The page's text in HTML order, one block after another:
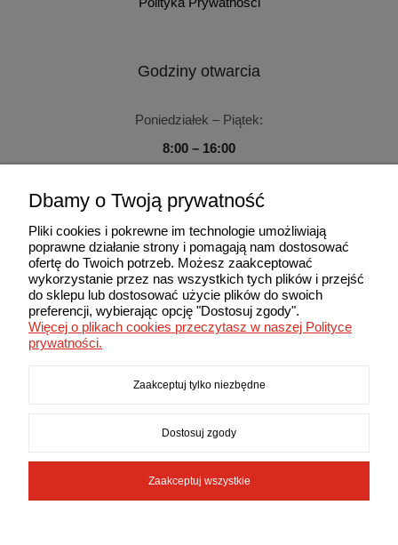
Godziny otwarcia
Poniedziałek – Piątek:
8:00 – 16:00
Zamknięte
Użytkowanie sklepu oznacza zgodę na wykorzystywanie plików
cookies. Szczegółowe informacje w Polityce prywatności.
© 2013-2026 MAXIMA. Wszelkie prawa zastrzeżone.
Dbamy o Twoją prywatność
Pliki cookies i pokrewne im technologie umożliwiają
poprawne działanie strony i pomagają nam dostosować
ofertę do Twoich potrzeb. Możesz zaakceptować
wykorzystanie przez nas wszystkich tych plików i przejść
do sklepu lub dostosować użycie plików do swoich
preferencji, wybierając opcję "Dostosuj zgody".
Więcej o plikach cookies przeczytasz w naszej Polityce
prywatności.
Zaakceptuj tylko niezbędne
Dostosuj zgody
Zaakceptuj wszystkie